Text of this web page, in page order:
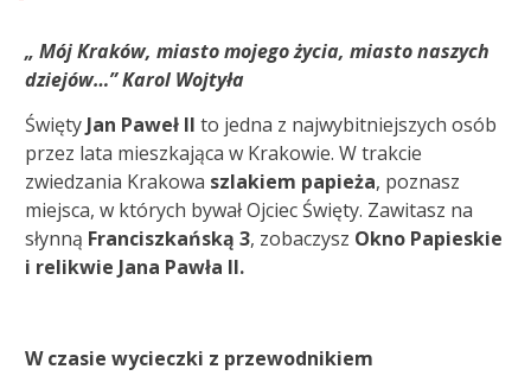
„ Mój Kraków, miasto mojego życia, miasto naszych
dziejów…”Karol Wojtyła
Święty Jan Paweł II to jedna z najwybitniejszych osób
przez lata mieszkająca w Krakowie. W trakcie
zwiedzania Krakowa szlakiem papieża, poznasz
miejsca, w których bywał Ojciec Święty. Zawitasz na
słynną Franciszkańską 3, zobaczysz Okno Papieskie
i relikwie Jana Pawła II.
W czasie wycieczki z przewodnikiem